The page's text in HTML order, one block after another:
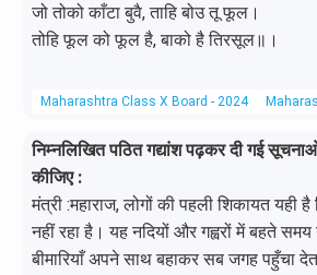
जो तोको काँटा बुवै, ताहि बोउ तू फूल।
तोहि फूल को फूल है, बाको है तिरसूल॥।
Maharashtra Class X Board - 2024
निम्नलिखित पठित गद्यांश पढ़कर दी गई
कीजिए :
मंत्री :महाराज, लोगों की पहली शिकायत यही है
नहीं रहा है। यह नदियों और गह्वरों में बहते
बीमारियाँ अपने साथ बहाकर सब जगह पहुँचा